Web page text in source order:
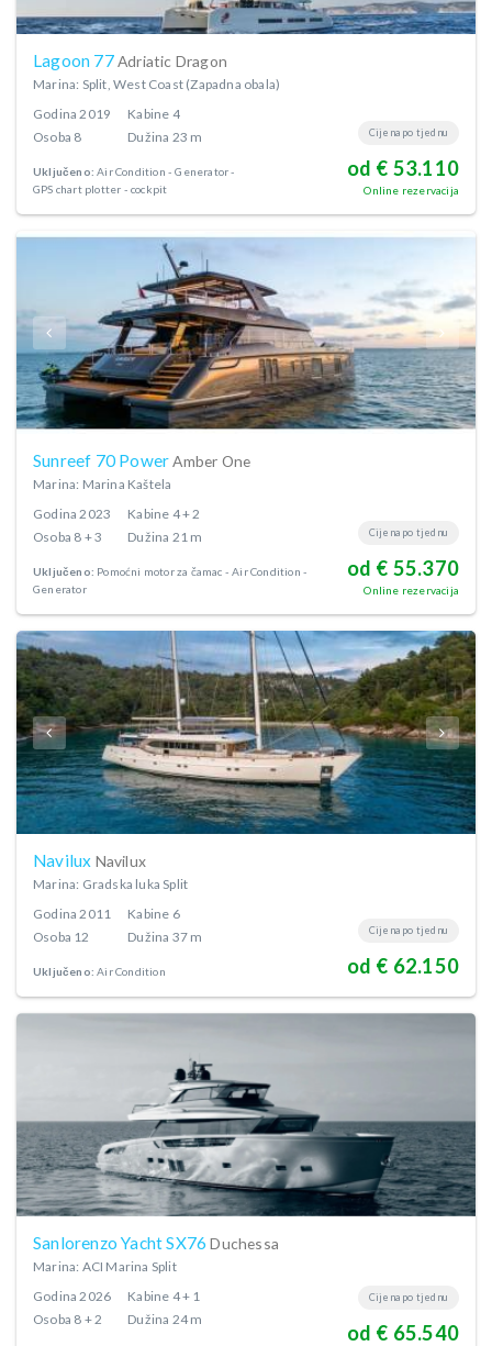
Lagoon 77Adriatic Dragon
Marina: Split, West Coast (Zapadna obala)
Godina 2019 Kabine 4
Osoba 8 Dužina 23 m
Uključeno: Air Condition
Generator
GPS chart plotter - cockpit
Cijena po tjednu
od € 53.110
Online rezervacija
Sunreef 70 PowerAmber One
Marina: Marina Kaštela
Godina 2023 Kabine 4 + 2
Osoba 8 + 3 Dužina 21 m
Uključeno: Pomoćni motor za čamac
Air Condition
Generator
Cijena po tjednu
od € 55.370
Online rezervacija
Navilux Navilux
Marina: Gradska luka Split
Godina 2011 Kabine 6
Osoba 12 Dužina 37 m
Uključeno: Air Condition
Cijena po tjednu
od € 62.150
Sanlorenzo Yacht SX76Duchessa
Marina: ACI Marina Split
Godina 2026 Kabine 4 + 1
Osoba 8 + 2 Dužina 24 m
Cijena po tjednu
od € 65.540